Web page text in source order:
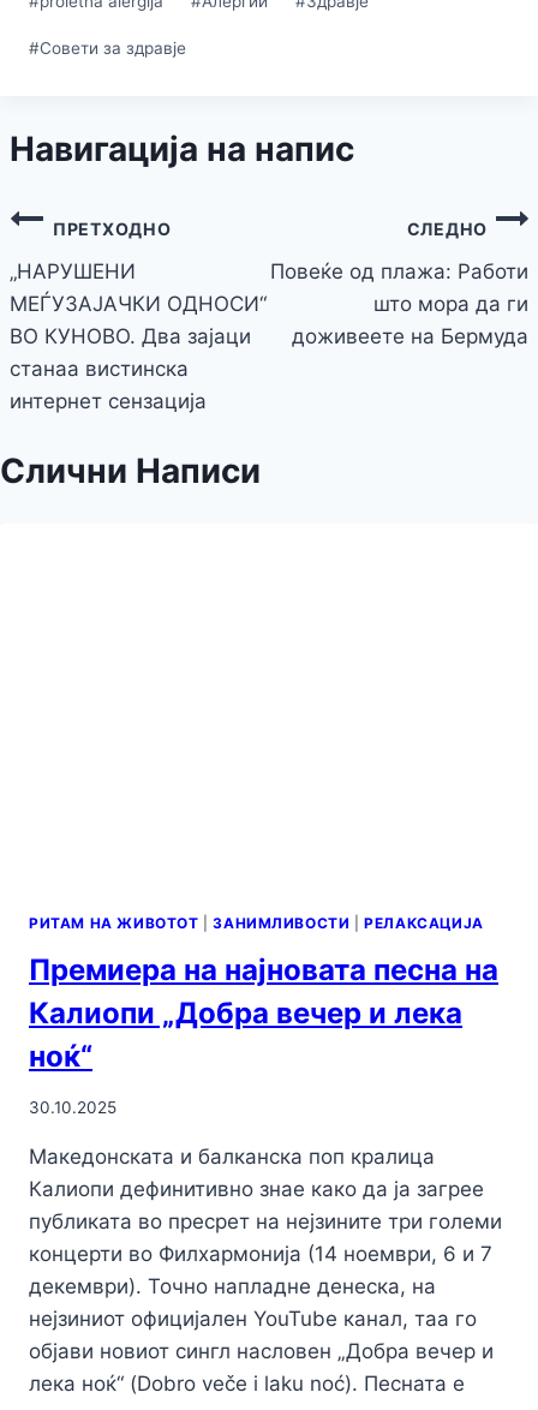
#Совети за здравје
Навигација на напис
ПРЕТХОДНО
„НАРУШЕНИ
МЕЃУЗАЈАЧКИ ОДНОСИ“
ВО КУНОВО. Два зајаци
станаа вистинска
интернет сензација
СЛЕДНО
Повеќе од плажа: Работи
што мора да ги
доживеете на Бермуда
Слични Написи
РИТАМ НА ЖИВОТОТ |ЗАНИМЛИВОСТИ |РЕЛАКСАЦИЈА
Премиера на најновата песна на
Калиопи „Добра вечер и лека
ноќ“
30.10.2025
Македонската и балканска поп кралица
Калиопи дефинитивно знае како да ја загрее
публиката во пресрет на нејзините три големи
концерти во Филхармонија (14 ноември, 6 и 7
декември). Точно напладне денеска, на
нејзиниот официјален YouTube канал, таа го
објави новиот сингл насловен „Добра вечер и
лека ноќ“ (Dobro veče i laku noć). Песната е